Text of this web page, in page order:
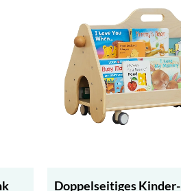
Doppelseitiges Kinder-